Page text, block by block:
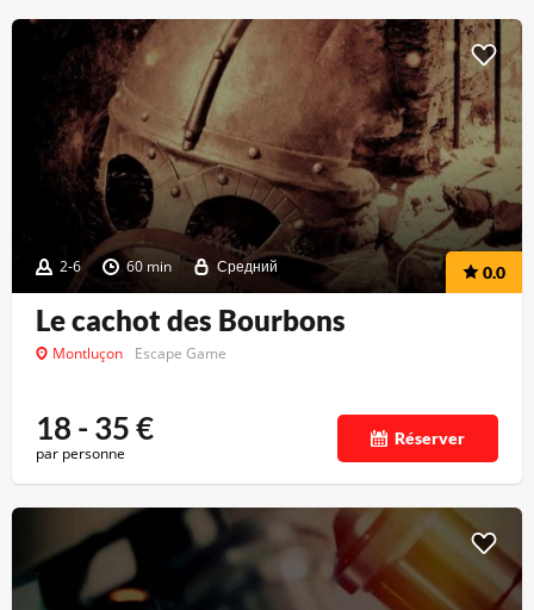
2-6 60 min Средний 0.0
Le cachot des Bourbons
Montluçon Escape Game
18 - 35€
par personne
Réserver